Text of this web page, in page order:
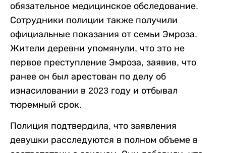
обязательное медицинское обследование.
Сотрудники полиции также получили
официальные показания от семьи Эмроза.
Жители деревни упомянули, что это не
первое преступление Эмроза, заявив, что
ранее он был арестован по делу об
изнасиловании в 2023 году и отбывал
тюремный срок.
Полиция подтвердила, что заявления
девушки расследуются в полном объеме в